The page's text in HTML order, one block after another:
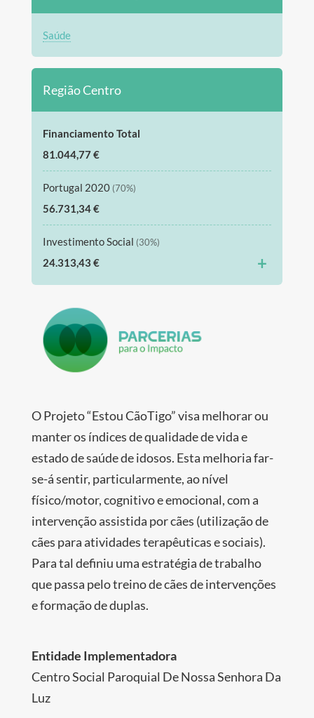
Saúde
Região Centro
Financiamento Total
81.044,77 €
Portugal 2020 (70%)
56.731,34 €
Investimento Social (30%)
24.313,43 € +
O Projeto “Estou CãoTigo” visa melhorar ou
manter os índices de qualidade de vida e
estado de saúde de idosos. Esta melhoria far-
se-á sentir, particularmente, ao nível
físico/motor, cognitivo e emocional, com a
intervenção assistida por cães (utilização de
cães para atividades terapêuticas e sociais).
Para tal definiu uma estratégia de trabalho
que passa pelo treino de cães de intervenções
e formação de duplas.
Entidade Implementadora
Centro Social Paroquial De Nossa Senhora Da
Luz